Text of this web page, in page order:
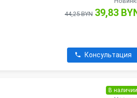
44,25 BYN 39,83
Консультация
В наличии